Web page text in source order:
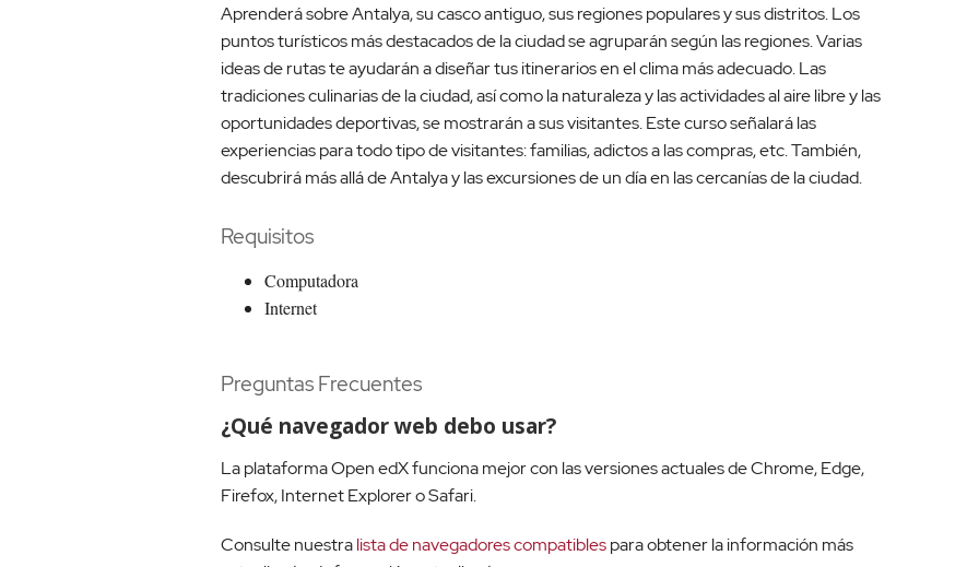
Aprenderá sobre Antalya, su casco antiguo, sus regiones populares y sus distritos. Los
puntos turísticos más destacados de la ciudad se agruparán según las regiones. Varias
ideas de rutas te ayudarán a diseñar tus itinerarios en el clima más adecuado. Las
tradiciones culinarias de la ciudad, así como la naturaleza y las actividades al aire libre y las
oportunidades deportivas, se mostrarán a sus visitantes. Este curso señalará las
experiencias para todo tipo de visitantes: familias, adictos a las compras, etc. También,
descubrirá más allá de Antalya y las excursiones de un día en las cercanías de la ciudad.
Requisitos
Computadora
Internet
Preguntas Frecuentes
¿Qué navegador web debo usar?
La plataforma Open edX funciona mejor con las versiones actuales de Chrome, Edge,
Firefox, Internet Explorer o Safari.
Consulte nuestralista de navegadores compatiblespara obtener la información más